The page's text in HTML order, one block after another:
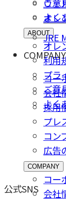
ウェ
オレ
JRE
よく
ABOUT
オレ
利用
プラ
ご意
よく
COMPANY
コー
会社
採⽤
プレ
コン
広告
COMPANY
コー
会社
公式SNS